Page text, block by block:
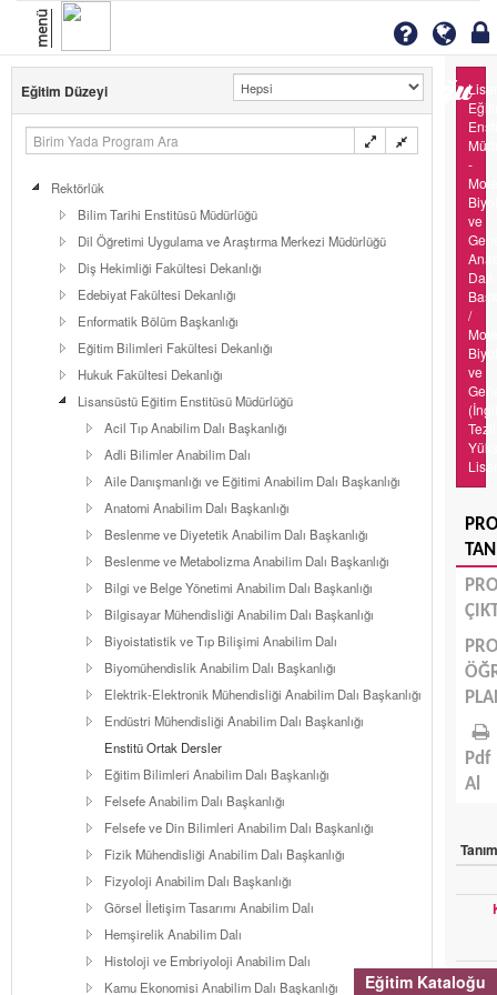
Eğitim Kataloğu
menü
Eğitim Düzeyi
Rektörlük
Bilim Tarihi Enstitüsü Müdürlüğü
Dil Öğretimi Uygulama ve Araştırma Merkezi Müdürlüğü
Diş Hekimliği Fakültesi Dekanlığı
Edebiyat Fakültesi Dekanlığı
Enformatik Bölüm Başkanlığı
Eğitim Bilimleri Fakültesi Dekanlığı
Hukuk Fakültesi Dekanlığı
Lisansüstü Eğitim Enstitüsü Müdürlüğü
Acil Tıp Anabilim Dalı Başkanlığı
Adli Bilimler Anabilim Dalı
Aile Danışmanlığı ve Eğitimi Anabilim Dalı Başkanlığı
Anatomi Anabilim Dalı Başkanlığı
Beslenme ve Diyetetik Anabilim Dalı Başkanlığı
Beslenme ve Metabolizma Anabilim Dalı Başkanlığı
Bilgi ve Belge Yönetimi Anabilim Dalı Başkanlığı
Bilgisayar Mühendisliği Anabilim Dalı Başkanlığı
Biyoistatistik ve Tıp Bilişimi Anabilim Dalı
Biyomühendislik Anabilim Dalı Başkanlığı
Elektrik-Elektronik Mühendisliği Anabilim Dalı Başkanlığı
Endüstri Mühendisliği Anabilim Dalı Başkanlığı
Enstitü Ortak Dersler
Eğitim Bilimleri Anabilim Dalı Başkanlığı
Felsefe Anabilim Dalı Başkanlığı
Felsefe ve Din Bilimleri Anabilim Dalı Başkanlığı
Fizik Mühendisliği Anabilim Dalı Başkanlığı
Fizyoloji Anabilim Dalı Başkanlığı
Görsel İletişim Tasarımı Anabilim Dalı
Hemşirelik Anabilim Dalı
Histoloji ve Embriyoloji Anabilim Dalı
Kamu Ekonomisi Anabilim Dalı Başkanlığı
-
ve
Dalı
/
ve
Tezli
Pdf
Al
Tanım